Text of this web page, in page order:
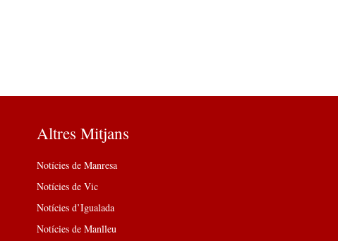
Altres Mitjans
Notícies de Manresa
Notícies de Vic
Notícies d’Igualada
Notícies de Manlleu